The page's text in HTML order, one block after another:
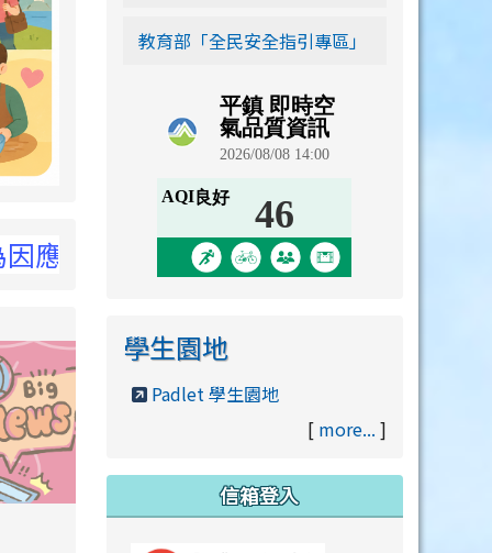
NCC官網
xiaohongshu.html
教育部「全民安全指引專區」
學生園地
Padlet 學生園地
[ more... ]
信箱登入